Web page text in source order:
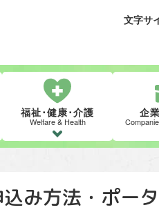
文字サ
福祉･健康･介護
Welfare & Health
企
込み方法・ポー